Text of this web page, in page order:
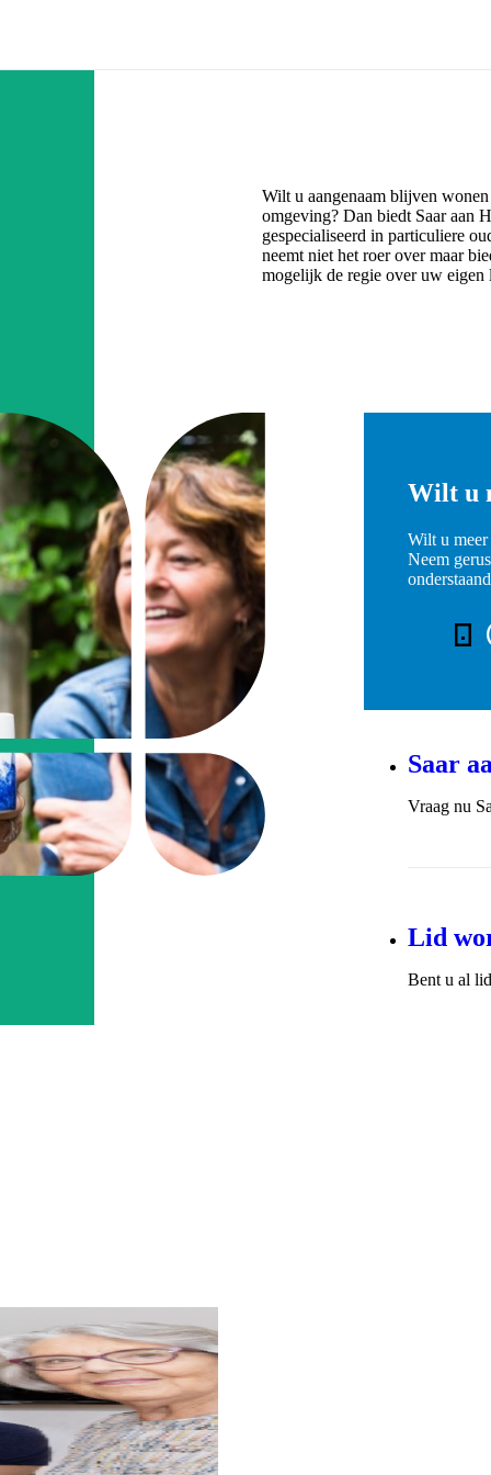
Wilt u aangenaam blijven
omgeving? Dan biedt Saar aan
gespecialiseerd in particuliere
neemt niet het roer over maar
mogelijk de regie over uw eigen
Wilt u
Wilt u
Neem
Saar
Vraag nu
Lid
Bent u al